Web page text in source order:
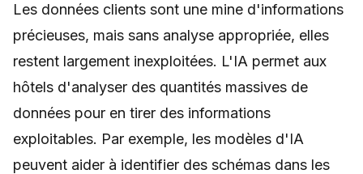
Les données clients sont une mine d'informations
précieuses, mais sans analyse appropriée, elles
restent largement inexploitées. L'IA permet aux
hôtels d'analyser des quantités massives de
données pour en tirer des informations
exploitables. Par exemple, les modèles d'IA
peuvent aider à identifier des schémas dans les